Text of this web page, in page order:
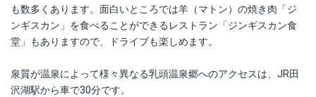
も数多くあります。面白いところでは羊（マトン）の焼き肉「ジ
ンギスカン」を食べることができるレストラン「ジンギスカン食
堂」もありますので、ドライブも楽しめます。
泉質が温泉によって様々異なる乳頭温泉郷へのアクセスは、JR田
沢湖駅から車で30分です。